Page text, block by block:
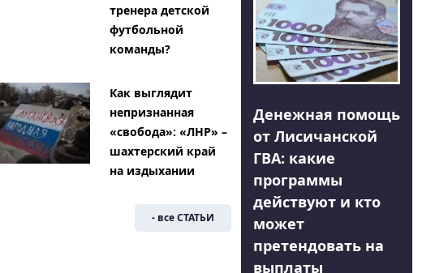
тренера детской
футбольной
команды?
Как выглядит
непризнанная
«свобода»: «ЛНР» –
шахтерский край
на издыхании
- все СТАТЬИ
Денежная помощь
от Лисичанской
ГВА: какие
программы
действуют и кто
может
претендовать на
выплаты